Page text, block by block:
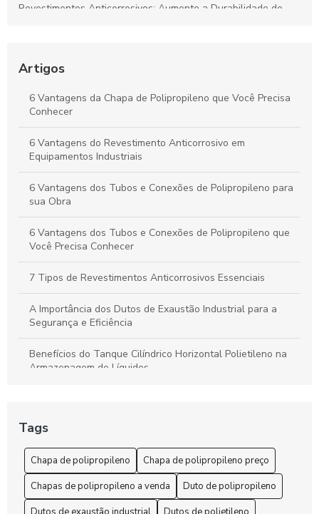
Revestimentos Anticorrosivos: Aumente a Durabilidade de
Fluidos e Relevância Industrial
Dutos de Polipropileno: Principais Benefícios e Aplicações
Indispensáveis
Duto de Polipropileno: Benefícios para Projetos Sustentáveis
e de Alto Desempenho
Artigos
6 Vantagens da Chapa de Polipropileno que Você Precisa
Conhecer
6 Vantagens do Revestimento Anticorrosivo em
Equipamentos Industriais
6 Vantagens dos Tubos e Conexões de Polipropileno para
sua Obra
6 Vantagens dos Tubos e Conexões de Polipropileno que
Você Precisa Conhecer
7 Tipos de Revestimentos Anticorrosivos Essenciais
A Importância dos Dutos de Exaustão Industrial para a
Segurança e Eficiência
Benefícios do Tanque Cilíndrico Horizontal Polietileno na
Armazenagem de Líquidos
Chapa de polipropileno é a solução ideal para suas
Chapa de Polipropileno Preço: 6 Fatores que Influenciam
Chapa de Polipropileno Preço: 7 Dicas para Economizar
Tags
Chapa de polipropileno
Chapa de polipropileno preço
Chapas de polipropileno a venda
Duto de polipropileno